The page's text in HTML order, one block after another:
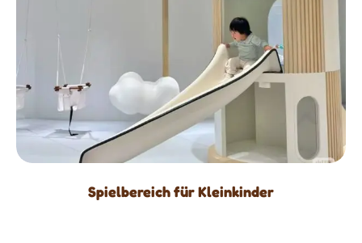
Spielbereich für Kleinkinder